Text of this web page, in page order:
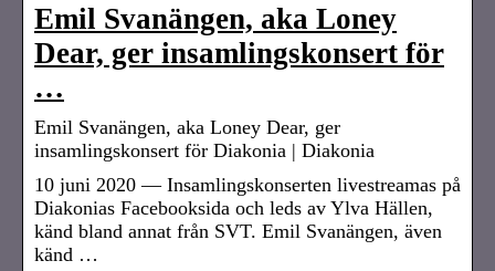
Emil Svanängen, aka Loney
Dear, ger insamlingskonsert för
…
Emil Svanängen, aka Loney Dear, ger
insamlingskonsert för Diakonia | Diakonia
10 juni 2020 — Insamlingskonserten livestreamas på
Diakonias Facebooksida och leds av Ylva Hällen,
känd bland annat från SVT. Emil Svanängen, även
känd …